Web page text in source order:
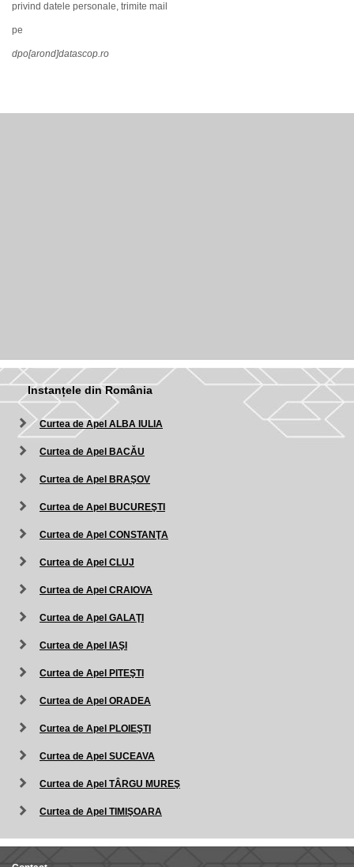
privind datele personale, trimite mail
pe
dpo[arond]datascop.ro
Instanțele din România
Curtea de Apel ALBA IULIA
Curtea de Apel BACĂU
Curtea de Apel BRAŞOV
Curtea de Apel BUCUREŞTI
Curtea de Apel CONSTANŢA
Curtea de Apel CLUJ
Curtea de Apel CRAIOVA
Curtea de Apel GALAŢI
Curtea de Apel IAŞI
Curtea de Apel PITEŞTI
Curtea de Apel ORADEA
Curtea de Apel PLOIEŞTI
Curtea de Apel SUCEAVA
Curtea de Apel TÂRGU MUREŞ
Curtea de Apel TIMIŞOARA